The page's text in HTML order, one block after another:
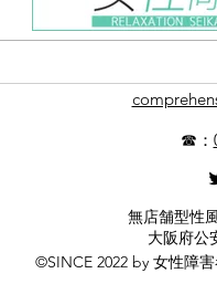
【初めての
せから当日
☎：
無店舗型性
大阪府公
©SINCE 2022 by 女性障